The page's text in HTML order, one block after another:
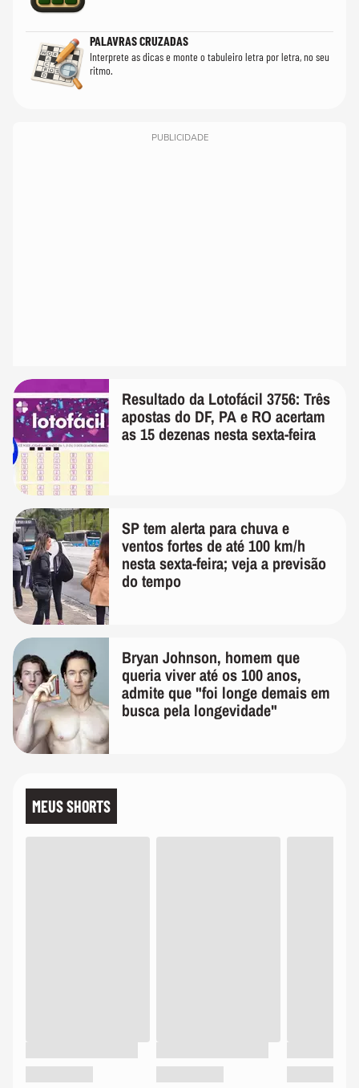
PALAVRAS CRUZADAS
Interprete as dicas e monte o tabuleiro letra por letra, no seu
ritmo.
PUBLICIDADE
Resultado da Lotofácil 3756: Três
apostas do DF, PA e RO acertam
as 15 dezenas nesta sexta-feira
SP tem alerta para chuva e
ventos fortes de até 100 km/h
nesta sexta-feira; veja a previsão
do tempo
Bryan Johnson, homem que
queria viver até os 100 anos,
admite que "foi longe demais em
busca pela longevidade"
MEUS SHORTS